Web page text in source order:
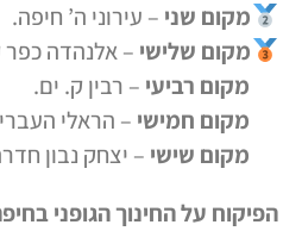
מקום שני – עירוני ה’ חיפה.
מקום שלישי – אלנהדה
מקום רביעי – רבין ק. ים.
מקום חמישי – הראלי
מקום שישי – יצחק נבון
הפיקוח על החינוך הגופני